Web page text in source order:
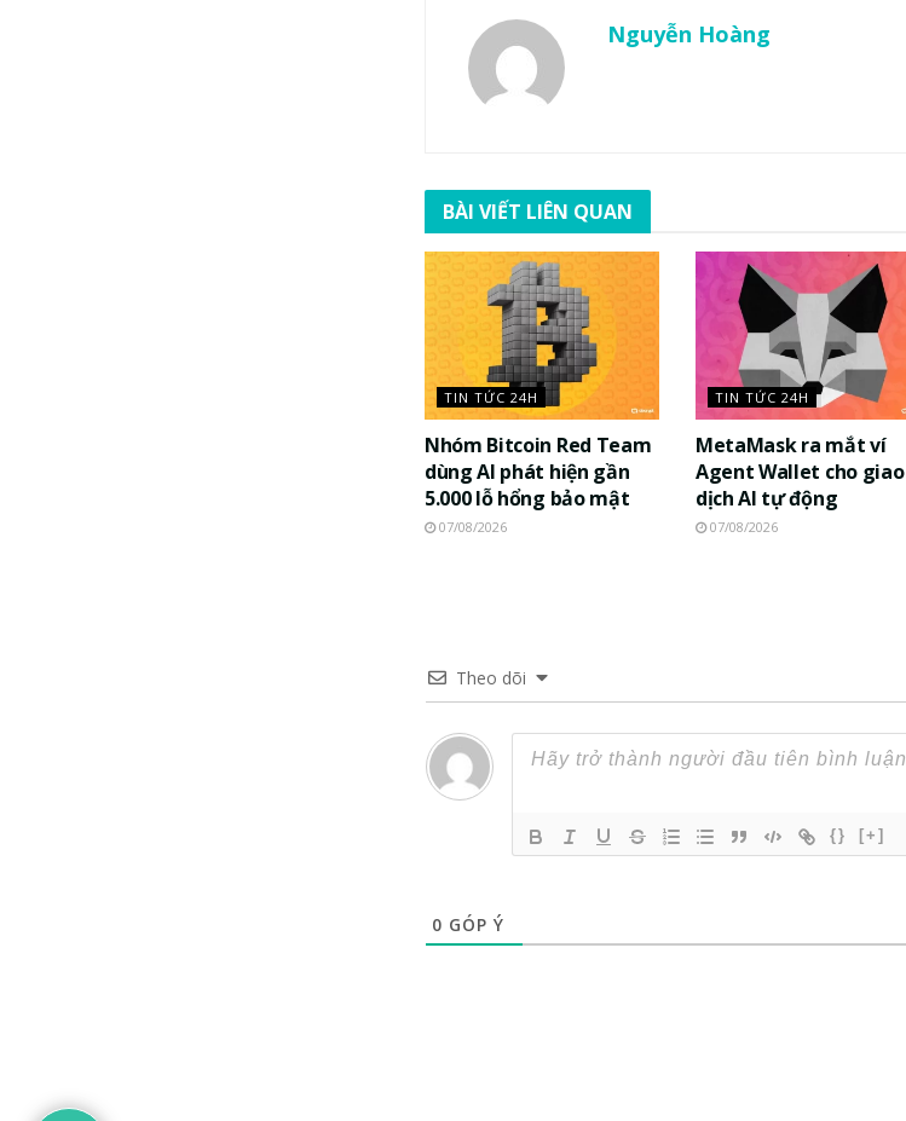
Nguyễn Hoàng
BÀI VIẾT LIÊN QUAN
TIN TỨC 24H
Nhóm Bitcoin Red Team
dùng AI phát hiện gần
5.000 lỗ hổng bảo mật
07/08/2026
TIN TỨC 24H
MetaMask ra mắt ví
Agent Wallet cho giao
dịch AI tự động
07/08/2026
Theo dõi
{} [+]
0 GÓP Ý